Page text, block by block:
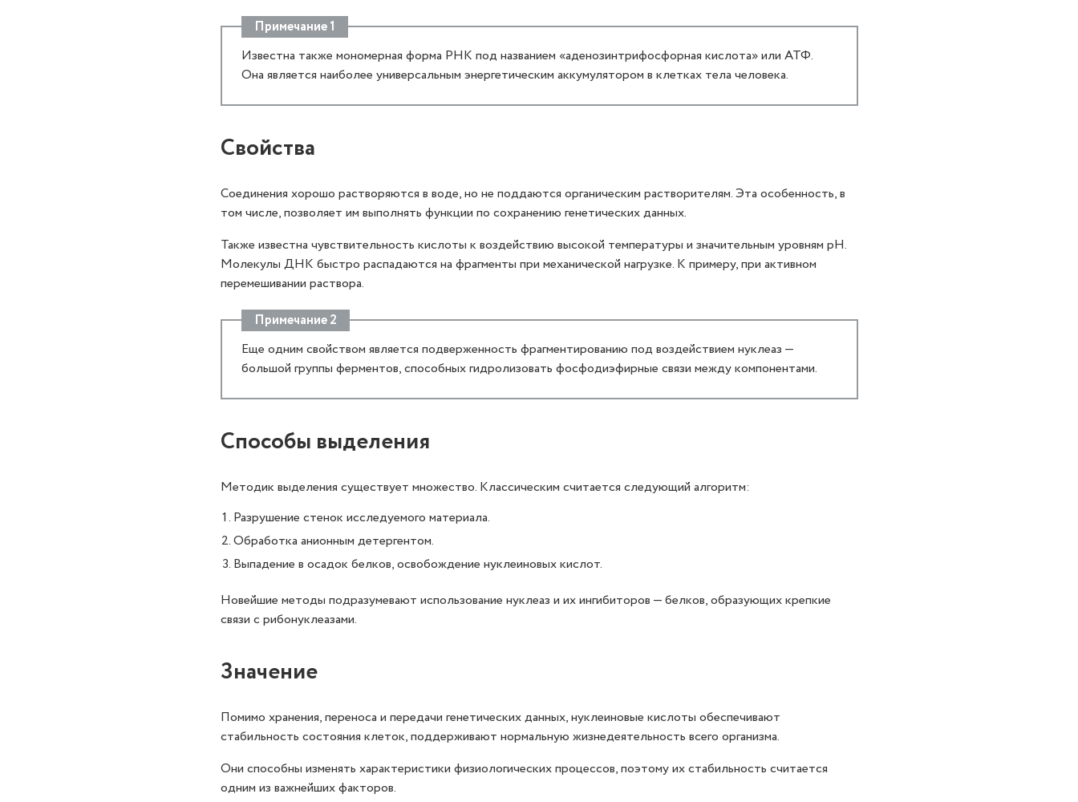
Примечание 1
Известна также мономерная форма РНК под названием «аденозинтрифосфорная кислота» или АТФ.
Она является наиболее универсальным энергетическим аккумулятором в клетках тела человека.
Свойства
Соединения хорошо растворяются в воде, но не поддаются органическим растворителям. Эта особенность, в
том числе, позволяет им выполнять функции по сохранению генетических данных.
Также известна чувствительность кислоты к воздействию высокой температуры и значительным уровням pH.
Молекулы ДНК быстро распадаются на фрагменты при механической нагрузке. К примеру, при активном
перемешивании раствора.
Примечание 2
Еще одним свойством является подверженность фрагментированию под воздействием нуклеаз —
большой группы ферментов, способных гидролизовать фосфодиэфирные связи между компонентами.
Способы выделения
Методик выделения существует множество. Классическим считается следующий алгоритм:
Разрушение стенок исследуемого материала.
Обработка анионным детергентом.
Выпадение в осадок белков, освобождение нуклеиновых кислот.
Новейшие методы подразумевают использование нуклеаз и их ингибиторов — белков, образующих крепкие
связи с рибонуклеазами.
Значение
Помимо хранения, переноса и передачи генетических данных, нуклеиновые кислоты обеспечивают
стабильность состояния клеток, поддерживают нормальную жизнедеятельность всего организма.
Они способны изменять характеристики физиологических процессов, поэтому их стабильность считается
одним из важнейших факторов.